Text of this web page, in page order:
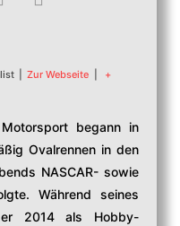
Zur Webseite
+
begann in
Ovalrennen in den
NASCAR- sowie
Während seines
er 2014 als Hobby-